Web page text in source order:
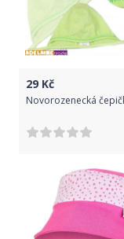
29 Kč